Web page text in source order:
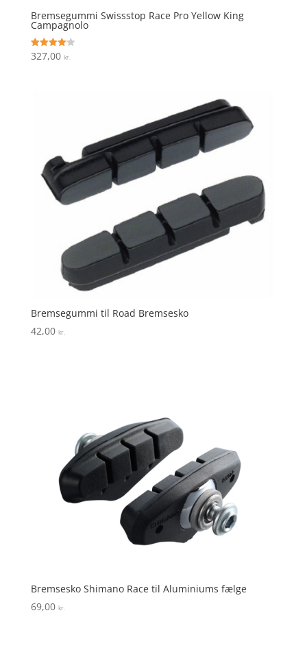
Bremsegummi Swissstop Race Pro Yellow King
Campagnolo
Vurderet
4.1
327,00 kr.
Bremsegummi til Road Bremsesko
42,00 kr.
Bremsesko Shimano Race til Aluminiums fælge
69,00 kr.